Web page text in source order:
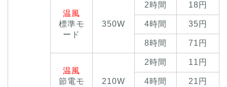
温風
標準モ
ード
350W
2時間 18円
4時間 35円
8時間 71円
温風
節電モ
210W
2時間 11円
4時間 21円